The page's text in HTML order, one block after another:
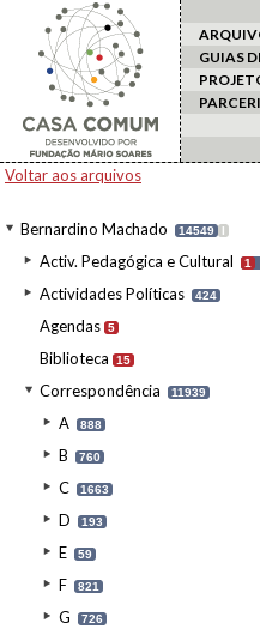
GUIAS
Voltar aos arquivos
Bernardino Machado 14549 I
Activ. Pedagógica e Cultural 1
Actividades Políticas 424
Agendas 5
Biblioteca 15
Correspondência 11939
A 888
B 760
C 1663
D 193
E 59
F 821
G 726